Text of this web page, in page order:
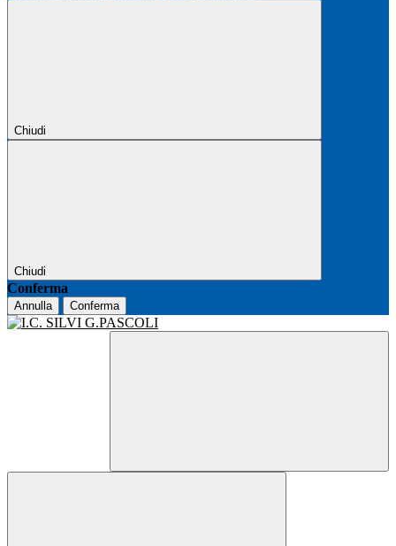
Chiudi
Chiudi
Conferma
Annulla Conferma